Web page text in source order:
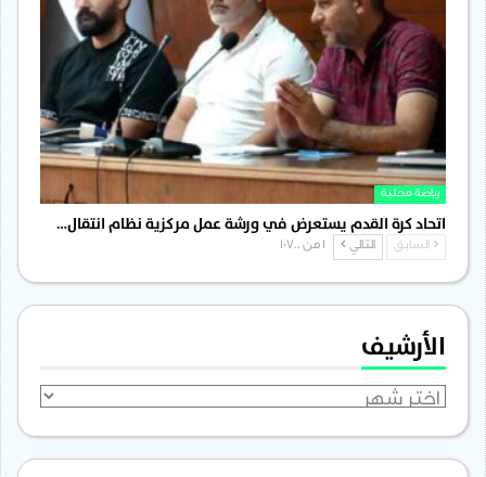
رياضة محلية
اتحاد كرة القدم يستعرض في ورشة عمل مركزية نظام انتقال…
السابق التالي
الأرشيف
الأرشيف